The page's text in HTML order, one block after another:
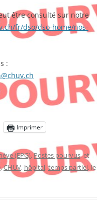
être consulté sur notre
fr/dso/dso-home/nos-
:
Imprimer
(EPG),Postes pourvus, et
,CHUV, hôpital,temps partiel, le